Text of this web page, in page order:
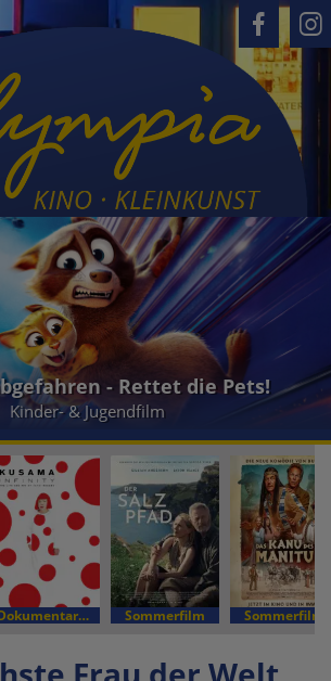
- Rettet die Pets!
Kinder- & Jugendfilm
Dokumentarfilm Sommerfilm Sommerfilm